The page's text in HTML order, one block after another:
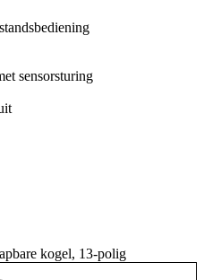
sensorsturing
kogel, 13-polig